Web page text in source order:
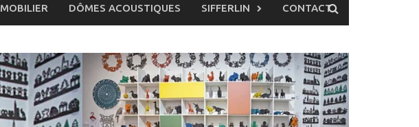
MOBILIER DÔMES ACOUSTIQUES SIFFERLIN CONTACT